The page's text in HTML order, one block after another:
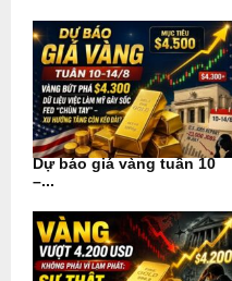
Dự báo giá vàng tuần 10
–...